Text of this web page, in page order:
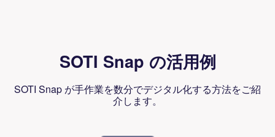
SOTI Snap の活用例
SOTI Snap が手作業を数分でデジタル化する方法をご紹
介します。